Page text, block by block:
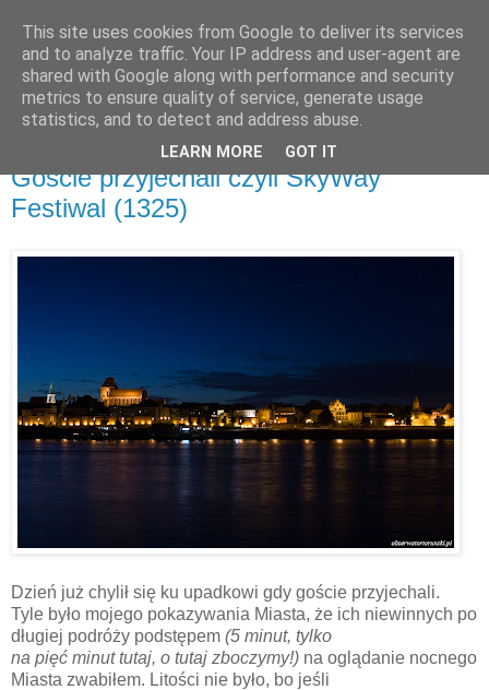
środa, 18 września 2013
Goście przyjechali czyli SkyWay
Festiwal (1325)
Dzień już chylił się ku upadkowi gdy goście przyjechali.
Tyle było mojego pokazywania Miasta, że ich niewinnych po
długiej podróży podstępem (5 minut, tylko
na pięć minut tutaj, o tutaj zboczymy!) na oglądanie nocnego
Miasta zwabiłem. Litości nie było, bo jeśli
This site uses cookies from Google to deliver its services
and to analyze traffic. Your IP address and user-agent are
shared with Google along with performance and security
metrics to ensure quality of service, generate usage
statistics, and to detect and address abuse.
LEARN MORE GOT IT